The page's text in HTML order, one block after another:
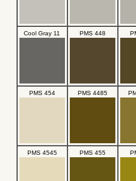
Cool Gray 11 PMS 448
PMS 454 PMS 4485
PMS 4545 PMS 455